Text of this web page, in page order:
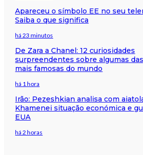
Apareceu o símbolo EE no seu
Saiba o que significa
há 23 minutos
De Zara a Chanel: 12 curiosidades
surpreendentes sobre algumas
mais famosas do mundo
há 1 hora
Irão: Pezeshkian analisa com
Khamenei situação económica e
EUA
há 2 horas